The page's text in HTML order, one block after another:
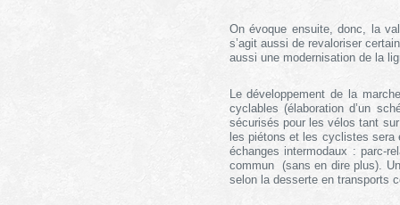
On évoque ensuite, donc, la
s’agit aussi de revaloriser
aussi une modernisation de la
Le développement de la
cyclables (élaboration d’un
sécurisés pour les vélos tant
les piétons et les cyclistes
échanges intermodaux : parc-
commun(sans en dire plus).
selon la desserte en transports